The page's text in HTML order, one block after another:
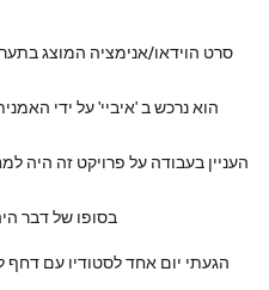
העניין בעבודה על פרויקט זה היה
:בסופו של דבר
הגעתי יום אחד לסטודיו עם